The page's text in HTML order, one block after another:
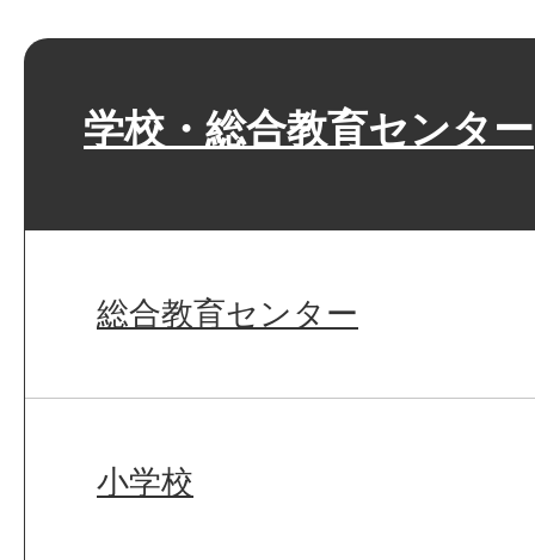
学校・総合教育センター
総合教育センター
小学校